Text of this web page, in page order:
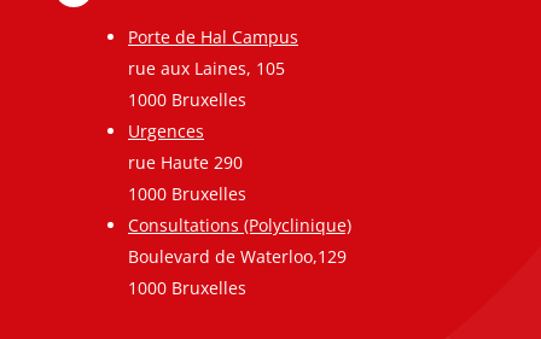
Porte de Hal Campus
rue aux Laines, 105
1000 Bruxelles
Urgences
rue Haute 290
1000 Bruxelles
Consultations (Polyclinique)
Boulevard de Waterloo,129
1000 Bruxelles